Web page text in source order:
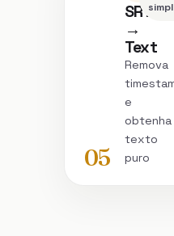
05
SRT
→
Text
Remova
e
obtenha
texto
puro